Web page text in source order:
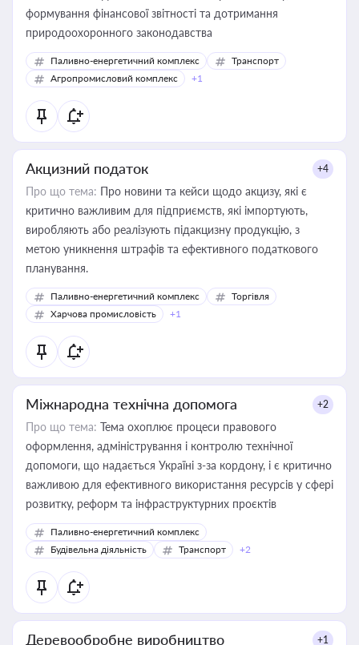
формування фінансової звітності та дотримання
природоохоронного законодавства
Паливно-енергетичний комплекс
Транспорт
Агропромисловий комплекс
+1
Акцизний податок +4
Про що тема: Про новини та кейси щодо акцизу, які є
критично важливим для підприємств, які імпортують,
виробляють або реалізують підакцизну продукцію, з
метою уникнення штрафів та ефективного податкового
планування.
Паливно-енергетичний комплекс
Торгівля
Харчова промисловість
+1
Міжнародна технічна допомога +2
Про що тема: Тема охоплює процеси правового
оформлення, адміністрування і контролю технічної
допомоги, що надається Україні з-за кордону, і є критично
важливою для ефективного використання ресурсів у сфері
розвитку, реформ та інфраструктурних проєктів
Паливно-енергетичний комплекс
Будівельна діяльність
Транспорт +2
Деревообробне виробництво +1